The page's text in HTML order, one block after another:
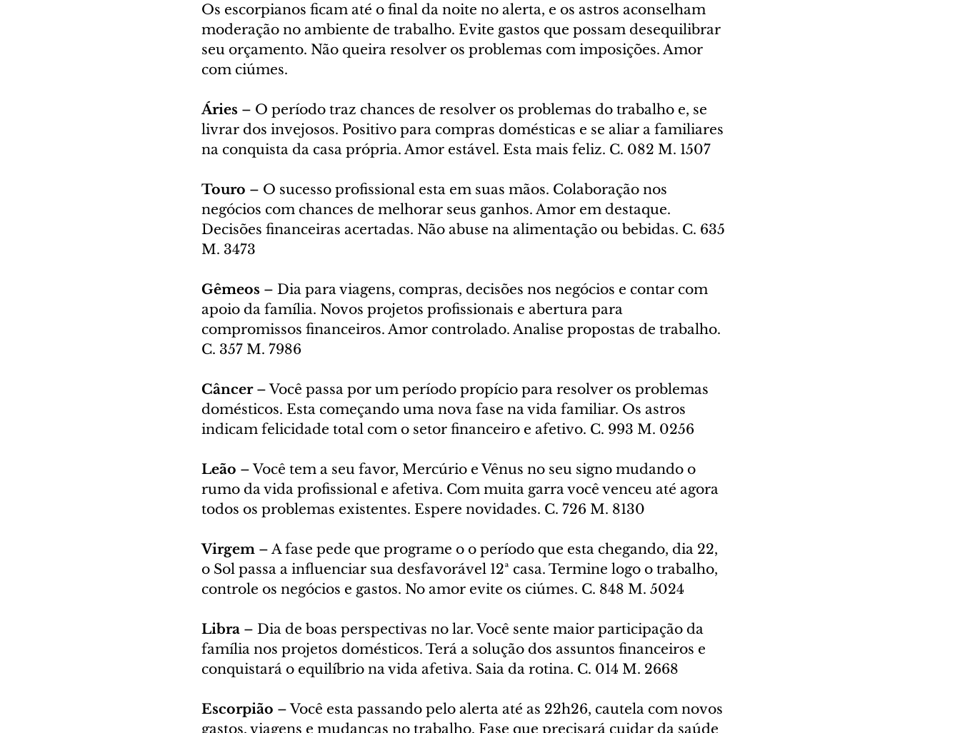
Os escorpianos ficam até o final da noite no alerta, e os astros aconselham
moderação no ambiente de trabalho. Evite gastos que possam desequilibrar
seu orçamento. Não queira resolver os problemas com imposições. Amor
com ciúmes.
Áries – O período traz chances de resolver os problemas do trabalho e, se
livrar dos invejosos. Positivo para compras domésticas e se aliar a familiares
na conquista da casa própria. Amor estável. Esta mais feliz. C. 082 M. 1507
Touro – O sucesso profissional esta em suas mãos. Colaboração nos
negócios com chances de melhorar seus ganhos. Amor em destaque.
Decisões financeiras acertadas. Não abuse na alimentação ou bebidas. C. 635
M. 3473
Gêmeos – Dia para viagens, compras, decisões nos negócios e contar com
apoio da família. Novos projetos profissionais e abertura para
compromissos financeiros. Amor controlado. Analise propostas de trabalho.
C. 357 M. 7986
Câncer – Você passa por um período propício para resolver os problemas
domésticos. Esta começando uma nova fase na vida familiar. Os astros
indicam felicidade total com o setor financeiro e afetivo. C. 993 M. 0256
Leão – Você tem a seu favor, Mercúrio e Vênus no seu signo mudando o
rumo da vida profissional e afetiva. Com muita garra você venceu até agora
todos os problemas existentes. Espere novidades. C. 726 M. 8130
Virgem – A fase pede que programe o o período que esta chegando, dia 22,
o Sol passa a influenciar sua desfavorável 12ª casa. Termine logo o trabalho,
controle os negócios e gastos. No amor evite os ciúmes. C. 848 M. 5024
Libra – Dia de boas perspectivas no lar. Você sente maior participação da
família nos projetos domésticos. Terá a solução dos assuntos financeiros e
conquistará o equilíbrio na vida afetiva. Saia da rotina. C. 014 M. 2668
Escorpião – Você esta passando pelo alerta até as 22h26, cautela com novos
gastos, viagens e mudanças no trabalho. Fase que precisará cuidar da saúde